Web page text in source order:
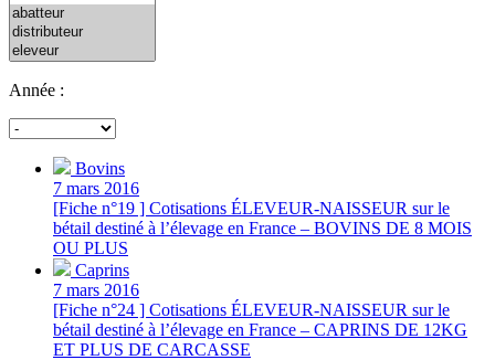
Année :
Bovins
7 mars 2016
[Fiche n°19 ] Cotisations ÉLEVEUR-NAISSEUR sur le
bétail destiné à l’élevage en France – BOVINS DE 8 MOIS
OU PLUS
Caprins
7 mars 2016
[Fiche n°24 ] Cotisations ÉLEVEUR-NAISSEUR sur le
bétail destiné à l’élevage en France – CAPRINS DE 12KG
ET PLUS DE CARCASSE